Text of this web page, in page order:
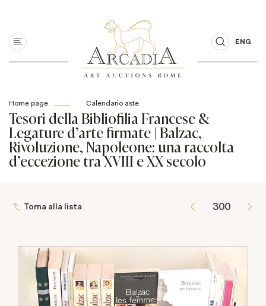
ENG
Home page Calendario aste
Tesori della Bibliofilia Francese &
Legature d'arte firmate | Balzac,
Rivoluzione, Napoleone: una raccolta
d'eccezione tra XVIII e XX secolo
Torna alla lista